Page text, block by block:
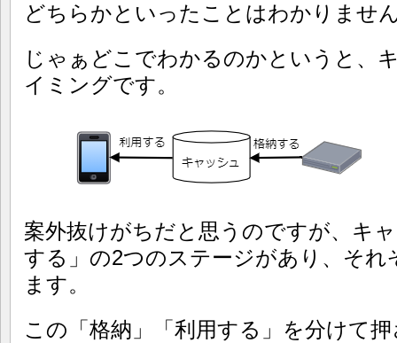
どちらかといったことはわかりませ
じゃぁどこでわかるのかというと、
イミングです。
案外抜けがちだと思うのですが、キ
する」の2つのステージがあり、そ
ます。
この「格納」「利用する」を分けて